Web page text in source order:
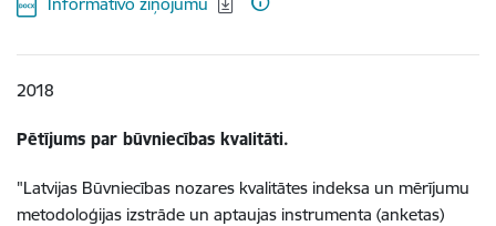
2018
Pētījums par būvniecības kvalitāti.
"Latvijas Būvniecības nozares kvalitātes indeksa un mērījumu
metodoloģijas izstrāde un aptaujas instrumenta (anketas)